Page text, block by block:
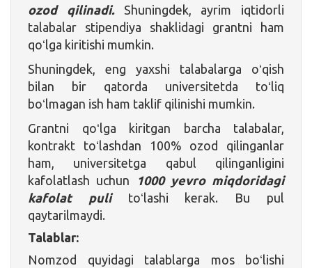
ozod qilinadi. Shuningdek, ayrim iqtidorli
talabalar stipendiya shaklidagi grantni ham
qoʻlga kiritishi mumkin.
Shuningdek, eng yaxshi talabalarga oʻqish
bilan bir qatorda universitetda toʻliq
boʻlmagan ish ham taklif qilinishi mumkin.
Grantni qoʻlga kiritgan barcha talabalar,
kontrakt toʻlashdan 100% ozod qilinganlar
ham, universitetga qabul qilinganligini
kafolatlash uchun
1000 yevro miqdoridagi
kafolat pulitoʻlashi kerak. Bu pul
qaytarilmaydi.
Talablar:
Nomzod quyidagi talablarga mos boʻlishi